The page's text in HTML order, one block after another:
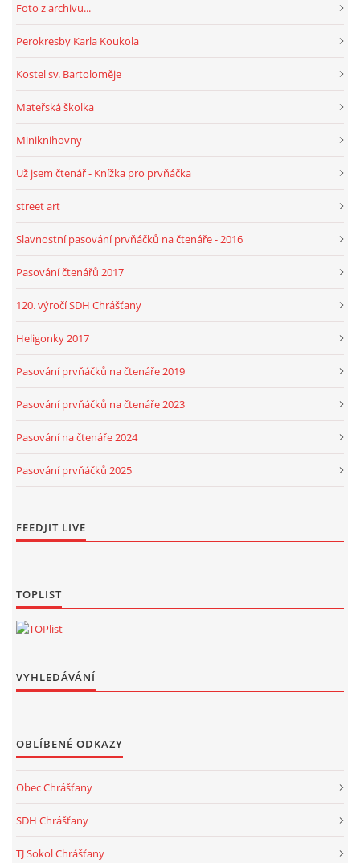
© 2026 eStránky.cz Aktualizováno: 1. 8. 2026
Foto z archivu...
Perokresby Karla Koukola
Kostel sv. Bartoloměje
Mateřská školka
Miniknihovny
Už jsem čtenář - Knížka pro prvňáčka
street art
Slavnostní pasování prvňáčků na čtenáře - 2016
Pasování čtenářů 2017
120. výročí SDH Chrášťany
Heligonky 2017
Pasování prvňáčků na čtenáře 2019
Pasování prvňáčků na čtenáře 2023
Pasování na čtenáře 2024
Pasování prvňáčků 2025
FEEDJIT LIVE
TOPLIST
VYHLEDÁVÁNÍ
OBLÍBENÉ ODKAZY
Obec Chrášťany
SDH Chrášťany
TJ Sokol Chrášťany